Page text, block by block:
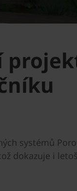
systémů
dokazuje i